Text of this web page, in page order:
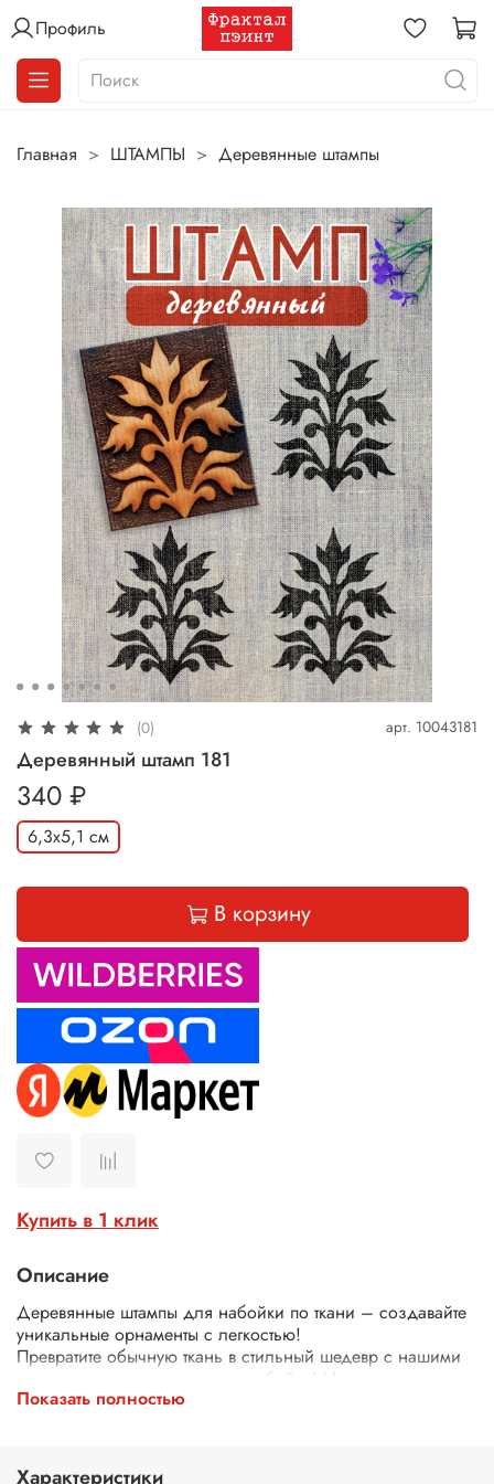
Профиль
Главная ШТАМПЫ Деревянные штампы
(0) арт. 10043181
Деревянный штамп 181
340 ₽
6,3х5,1 см
В корзину
Купить в 1 клик
Описание
Деревянные штампы для набойки по ткани – создавайте
уникальные орнаменты с легкостью!
Превратите обычную ткань в стильный шедевр с нашими
деревянными штампами для набойки! Идеально
подходят для декора одежды, текстиля, сумок, скатертей
Экологичные – изготовлены из дерева.
Показать полностью
Характеристики